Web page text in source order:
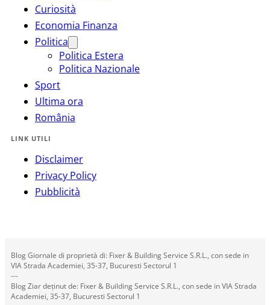
Curiosità
Economia Finanza
Politica
Politica Estera
Politica Nazionale
Sport
Ultima ora
România
LINK UTILI
Disclaimer
Privacy Policy
Pubblicità
Blog Giornale di proprietà di: Fixer & Building Service S.R.L., con sede in
VIA Strada Academiei, 35-37, Bucuresti Sectorul 1
---
Blog Ziar deținut de: Fixer & Building Service S.R.L., con sede in VIA Strada
Academiei, 35-37, Bucuresti Sectorul 1